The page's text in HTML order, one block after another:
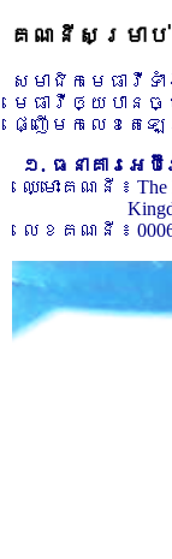
គណនីសម្រាប់
សមាជិកមេធាវី
មេធាវីឲ្យបា
ផ្ញើមកលេខតេឡ
១. ធនាគារអេប៊ីអ
ឈ្មោះគណនី ៖ The
Kingdom of
លេខគណនី ៖